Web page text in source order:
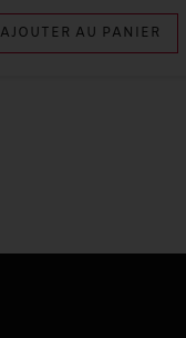
AJOUTER AU PANIER